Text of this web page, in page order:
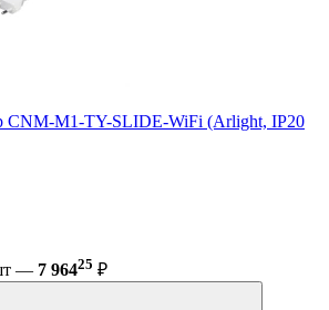
CNM-M1-TY-SLIDE-WiFi (Arlight, IP20
— 7 96425 ₽